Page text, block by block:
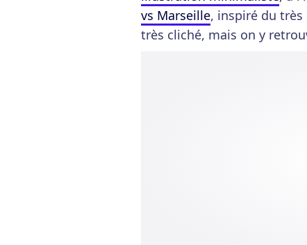
vs Marseille, inspiré du très
très cliché, mais on y